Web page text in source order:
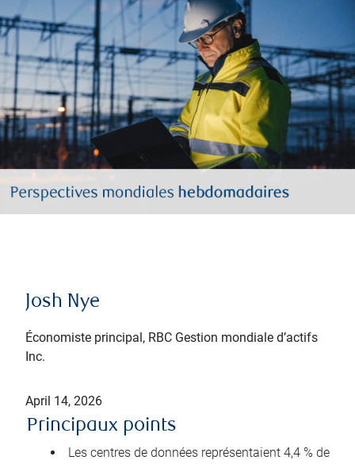
Josh Nye
Économiste principal, RBC Gestion mondiale d’actifs
Inc.
April 14, 2026
Principaux points
Les centres de données représentaient 4,4 % de